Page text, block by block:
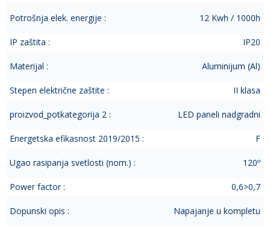
Potrošnja elek. energije : 12 Kwh / 1000h
IP zaštita : IP20
Materijal : Aluminijum (Al)
Stepen električne zaštite : II klasa
proizvod_potkategorija 2 : LED paneli nadgradni
Energetska efikasnost 2019/2015 : F
Ugao rasipanja svetlosti (nom.) : 120º
Power factor : 0,6>0,7
Dopunski opis : Napajanje u kompletu